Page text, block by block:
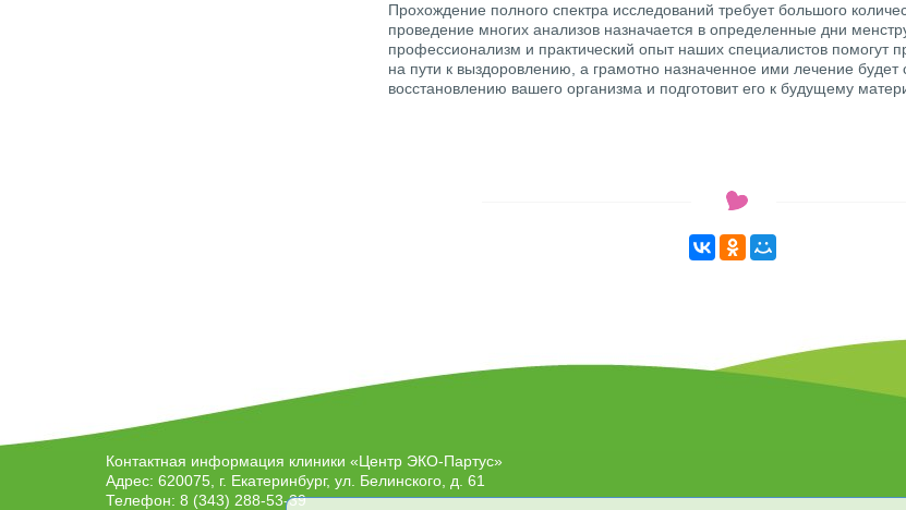
Прохождение полного спектра исследований требует большого
проведение многих анализов назначается в определенные дни
профессионализм и практический опыт наших специалистов помогут
на пути к выздоровлению, а грамотно назначенное ими лечение будет
восстановлению вашего организма и подготовит его к будущему
Контактная информация клиники «Центр ЭКО-Партус»
Адрес: 620075 , г. Екатеринбург, ул. Белинского, д. 61
Телефон: 8 (343) 288-53-39